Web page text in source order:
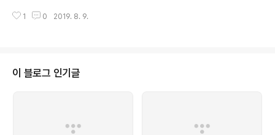
ver Java 및 Tomcat 설치 및 설정 [Spring Boot / Gradle 기반] Windo
확인 # Tomcat service.ba..
1 0 2019. 8. 9.
이 블로그 인기글